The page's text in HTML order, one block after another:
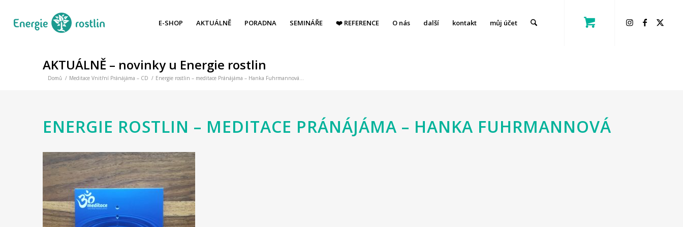
E-SHOP AKTUÁLNĚ PORADNA SEMINÁŘE ❤️ REFERENCE O nás další kontakt můj účet
AKTUÁLNĚ – novinky u Energie rostlin
Domů / Meditace Vnitřní Pránájáma – CD / Energie rostlin – meditace Pránájáma – Hanka Fuhrmannová...
ENERGIE ROSTLIN – MEDITACE PRÁNÁJÁMA – HANKA FUHRMANNOVÁ